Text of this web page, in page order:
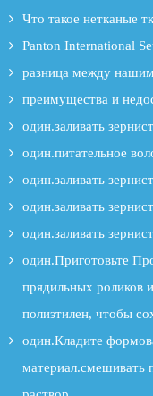
Что такое нетканые
Panton International
разница между
преимущества и
один.заливать
один.питательное
один.заливать
один.заливать
один.заливать
один.Приготовьте
прядильных роликов
полиэтилен, чтобы
один.Кладите
материал.смешивать